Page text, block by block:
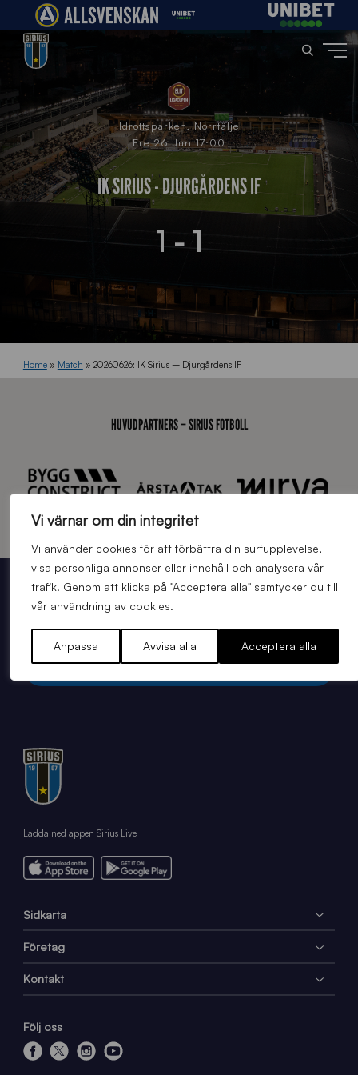
Vi värnar om din integritet
Vi använder cookies för att förbättra din surfupplevelse,
visa personliga annonser eller innehåll och analysera vår
trafik. Genom att klicka på "Acceptera alla" samtycker du till
vår användning av cookies.
Anpassa Avvisa alla Acceptera alla
Idrottsparken, Norrtälje
Fre 26 Jun 17:00
IK SIRIUS - DJURGÅRDENS IF
1 - 1
Home» Match » 20260626: IK Sirius – Djurgårdens IF
HUVUDPARTNERS – SIRIUS FOTBOLL
STÖTTA BLÅSVART PÅ STUDAN
Köp matchbiljett
Ladda ned appen Sirius Live
Sidkarta
Företag
Kontakt
Följ oss
f
x
i
y